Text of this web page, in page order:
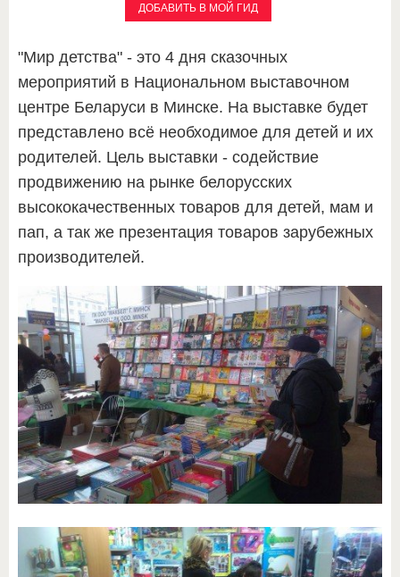
ДОБАВИТЬ В МОЙ ГИД
"Мир детства" - это 4 дня сказочных
мероприятий в Национальном выставочном
центре Беларуси в Минске. На выставке будет
представлено всё необходимое для детей и их
родителей. Цель выставки - содействие
продвижению на рынке белорусских
высококачественных товаров для детей, мам и
пап, а так же презентация товаров зарубежных
производителей.